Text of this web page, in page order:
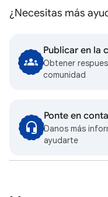
¿Necesitas más
Publicar en la
Obtener
comunidad
Ponte en
Danos más
ayudarte